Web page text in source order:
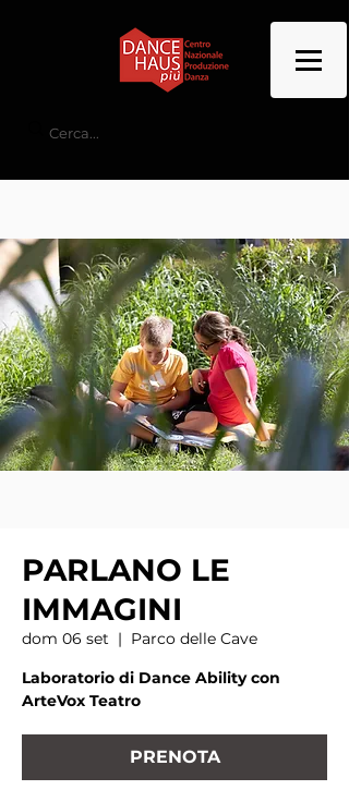
PARLANO LE
IMMAGINI
dom 06 set
  |
Parco delle Cave
Laboratorio di Dance Ability con
ArteVox Teatro
PRENOTA